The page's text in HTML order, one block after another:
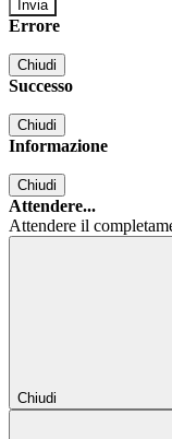
Errore
Chiudi
Successo
Chiudi
Informazione
Chiudi
Attendere...
Attendere il
Chiudi